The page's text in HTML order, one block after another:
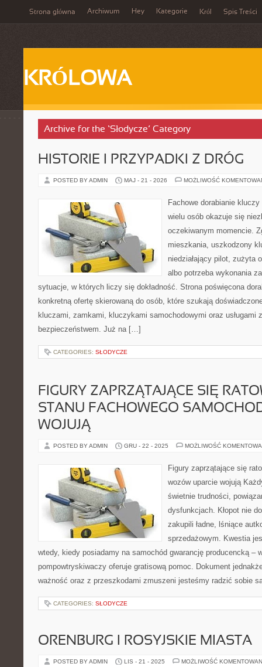
Strona główna Archiwum Hey Kategorie Król Spis Treści
KRÓLOWA
Archive for the ‘Słodycze’ Category
HISTORIE I PRZYPADKI Z DRÓG
POSTED BY ADMIN MAJ - 21 - 2026 MOŻLIWOŚĆ
Fachowe dorabianie
wielu osób okazuje się
oczekiwanym momencie.
mieszkania, uszkodzony
niedziałający pilot, zużyta
albo potrzeba wykonania
sytuacje, w których liczy się dokładność. Strona poświęcona
konkretną ofertę skierowaną do osób, które szukają
kluczami, zamkami, kluczykami samochodowymi oraz usługami
bezpieczeństwem. Już na […]
CATEGORIES: SŁODYCZE
FIGURY ZAPRZĄTAJĄCE SIĘ
STANU FACHOWEGO
WOJUJĄ
POSTED BY ADMIN GRU - 22 - 2025 MOŻLIWOŚĆ
Figury zaprzątające się
wozów uparcie wojują
świetnie trudności,
dysfunkcjach. Kłopot nie
zakupili ładne, lśniące
sprzedażowym. Kwestia
wtedy, kiedy posiadamy na samochód gwarancję producencką –
pompowtryskiwaczy oferuje gratisową pomoc. Dokument
ważność oraz z przeszkodami zmuszeni jesteśmy radzić sobie
CATEGORIES: SŁODYCZE
ORENBURG I ROSYJSKIE MIASTA
POSTED BY ADMIN LIS - 21 - 2025 MOŻLIWOŚĆ